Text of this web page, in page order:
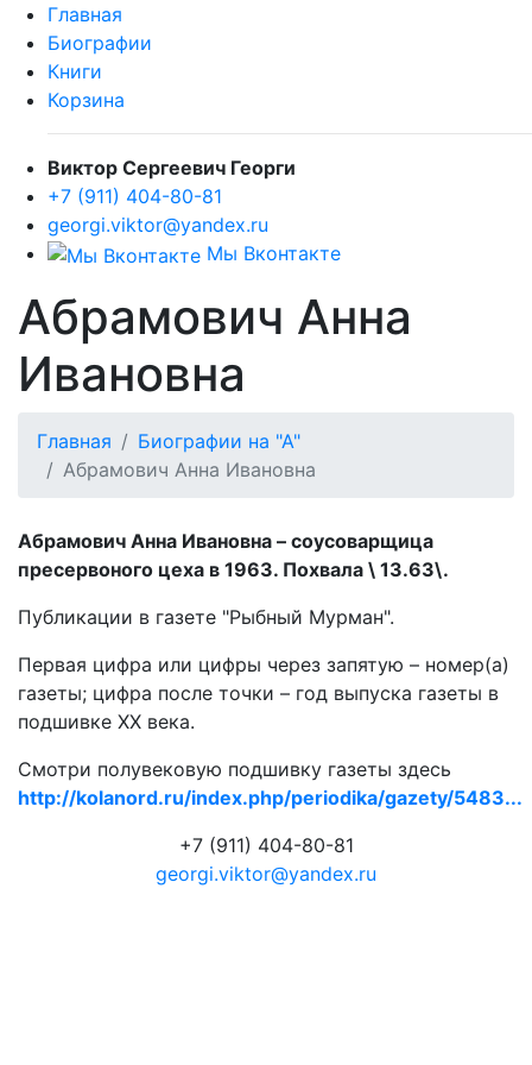
Главная
Биографии
Книги
Корзина
Виктор Сергеевич Георги
+7 (911) 404-80-81
georgi.viktor@yandex.ru
Мы Вконтакте
Абрамович Анна
Ивановна
Главная
Биографии на "А"
Абрамович Анна Ивановна
Абрамович Анна Ивановна – соусоварщица
пресервоного цеха в 1963. Похвала \ 13.63\.
Публикации в газете "Рыбный Мурман".
Первая цифра или цифры через запятую – номер(а)
газеты; цифра после точки – год выпуска газеты в
подшивке ХХ века.
Смотри полувековую подшивку газеты здесь
http://kolanord.ru/index.php/periodika/gazety/5483...
+7 (911) 404-80-81
georgi.viktor@yandex.ru